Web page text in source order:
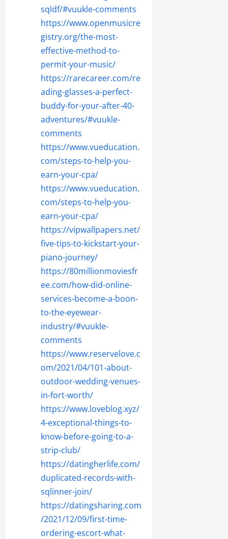
sqldf/#vuukle-comments
https://www.openmusicre
gistry.org/the-most-
effective-method-to-
permit-your-music/
https://rarecareer.com/re
ading-glasses-a-perfect-
buddy-for-your-after-40-
adventures/#vuukle-
comments
https://www.vueducation.
com/steps-to-help-you-
earn-your-cpa/
https://www.vueducation.
com/steps-to-help-you-
earn-your-cpa/
https://vipwallpapers.net/
five-tips-to-kickstart-your-
piano-journey/
https://80millionmoviesfr
ee.com/how-did-online-
services-become-a-boon-
to-the-eyewear-
industry/#vuukle-
comments
https://www.reservelove.c
om/2021/04/101-about-
outdoor-wedding-venues-
in-fort-worth/
https://www.loveblog.xyz/
4-exceptional-things-to-
know-before-going-to-a-
strip-club/
https://datingherlife.com/
duplicated-records-with-
sqlinner-join/
https://datingsharing.com
/2021/12/09/first-time-
ordering-escort-what-